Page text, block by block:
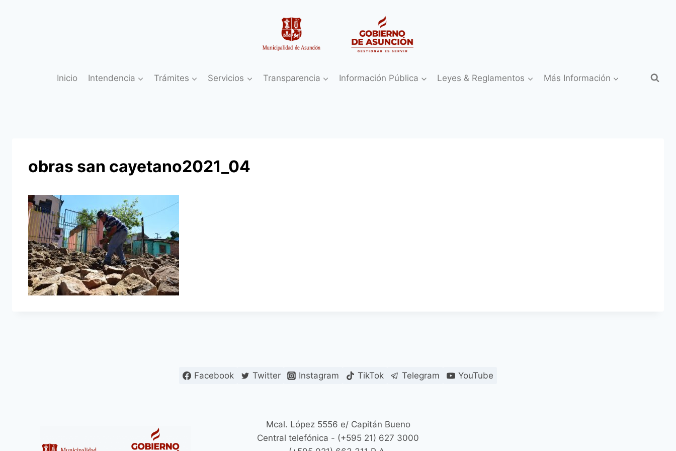
Inicio Intendencia Trámites Servicios Transparencia Información Pública Leyes & Reglamentos Más Información
obras san cayetano2021_04
Facebook Twitter Instagram TikTok Telegram YouTube
Mcal. López 5556 e/ Capitán Bueno
Central telefónica - (+595 21) 627 3000